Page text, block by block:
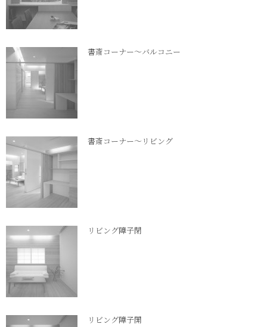
書斎コーナー～バルコニー
書斎コーナー～リビング
リビング障子閉
リビング障子開